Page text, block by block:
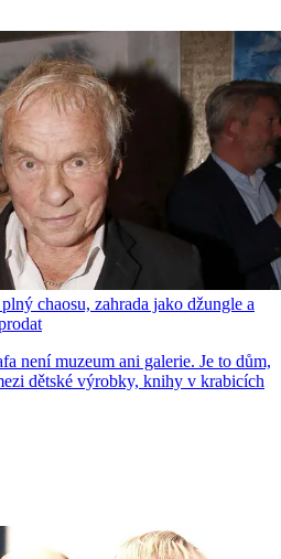
chaosu, zahrada jako džungle a
není muzeum ani galerie. Je to dům,
dětské výrobky, knihy v krabicích